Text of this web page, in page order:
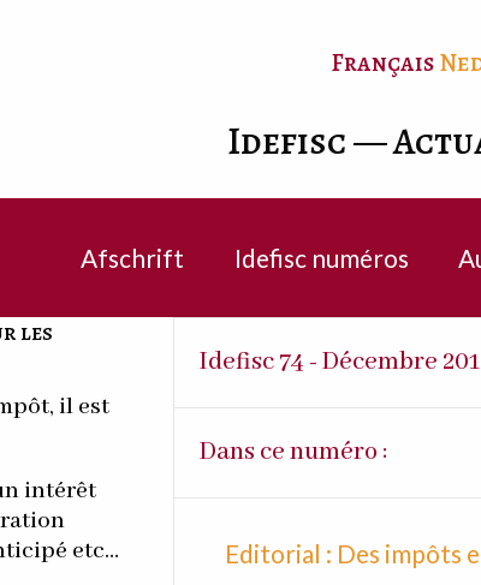
Français
Idefisc —
Afschrift Idefisc numéros
les
il est
intérêt
etc…
Idefisc 74 - Décembre
Dans ce numéro :
Editorial : Des impôts